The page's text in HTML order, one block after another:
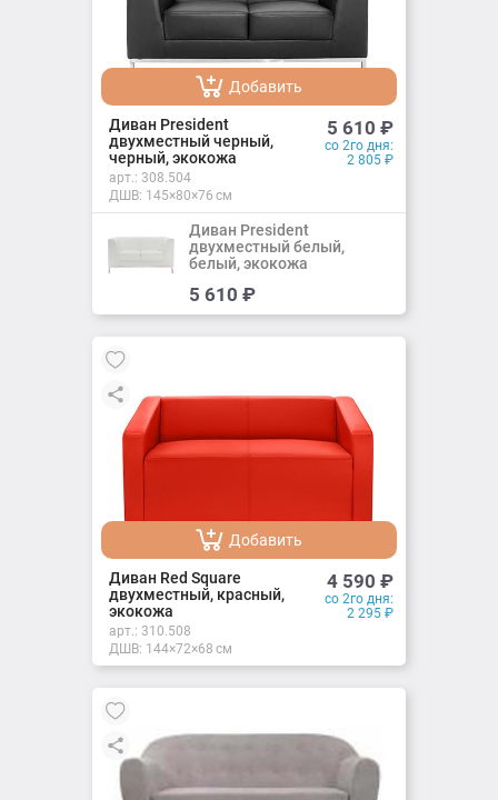
Добавить
Добавлено
Диван President
двухместный черный,
черный, экокожа
5 610 ₽
со 2го дня:
2 805 ₽
арт.: 308.504
ДШВ: 145×80×76 см
Добавлено
Диван President
двухместный белый,
белый, экокожа
5 610 ₽
Добавить
Добавлено
Диван Red Square
двухместный, красный,
экокожа
4 590 ₽
со 2го дня:
2 295 ₽
арт.: 310.508
ДШВ: 144×72×68 см